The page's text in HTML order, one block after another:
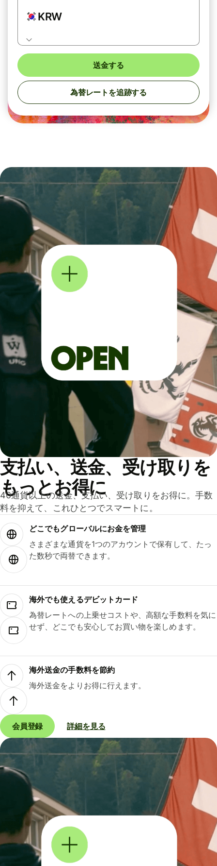
KRW
送金する
為替レートを追跡する
支払い、送金、受け取りを
もっとお得に
40通貨以上の送金、支払い、受け取りをお得に。手数
料を抑えて、これひとつでスマートに。
どこでもグ⁠ロ⁠ー⁠バ⁠ルにお金を管理
さまざまな通貨を1つのアカウントで保有して、たっ
た数秒で両替できます。
海外でも使えるデビットカード
為替レートへの上乗せコストや、高額な手数料を気に
せず、どこでも安心してお買い物を楽しめます。
海外送金の手数料を節約
海外送金をよりお得に行えます。
会員登録 詳細を見る